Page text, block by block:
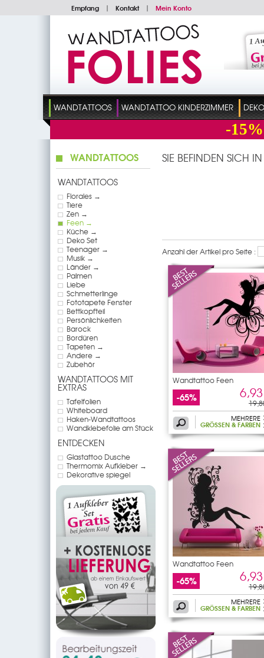
Empfang | Kontakt | Mein Konto
WANDTATTOOS WANDTATTOO KINDERZIMMER
-15%
WANDTATTOOS
WANDTATTOOS
Florales →
Tiere
Zen →
Feen →
Küche →
Deko Set
Teenager →
Musik →
Länder →
Palmen
Liebe
Schmetterlinge
Fototapete Fenster
Bettkopfteil
Persönlichkeiten
Barock
Bordüren
Tapeten →
Andere →
Zubehör
WANDTATTOOS MIT
EXTRAS
Tafelfolien
Whiteboard
Haken-Wandtattoos
Wandklebefolie am Stück
ENTDECKEN
Glastattoo Dusche
Thermomix Aufkleber →
Dekorative spiegel
SIE BEFINDEN SICH
Anzahl der Artikel pro Seite :
Wandtattoo Feen
-65%
MEHRERE
GRÖSSEN & FARBEN
Wandtattoo Feen
-65%
MEHRERE
GRÖSSEN & FARBEN